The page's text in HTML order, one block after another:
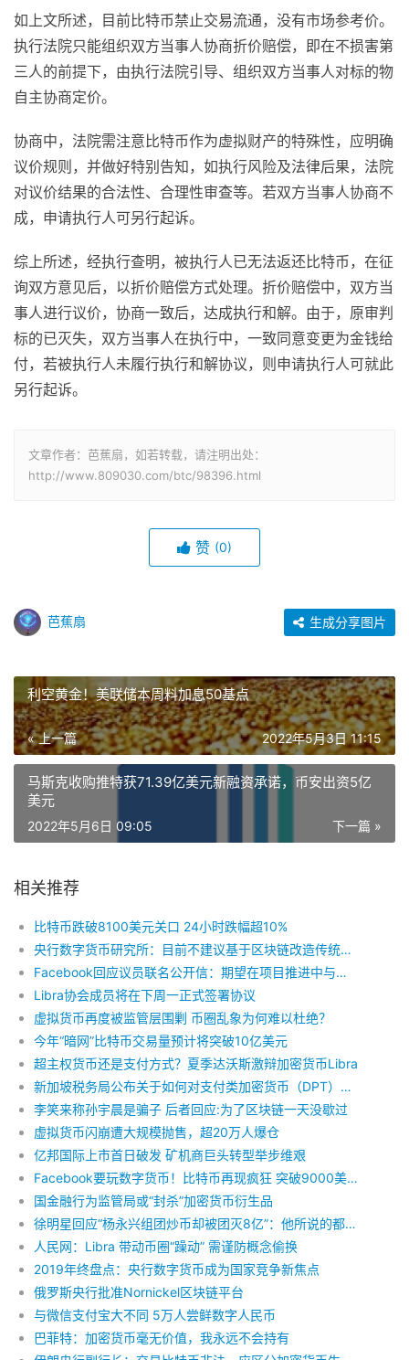
如上文所述，目前比特币禁止交易流通，没有市场参考价。
执行法院只能组织双方当事人协商折价赔偿，即在不损害第
三人的前提下，由执行法院引导、组织双方当事人对标的物
自主协商定价。
协商中，法院需注意比特币作为虚拟财产的特殊性，应明确
议价规则，并做好特别告知，如执行风险及法律后果，法院
对议价结果的合法性、合理性审查等。若双方当事人协商不
成，申请执行人可另行起诉。
综上所述，经执行查明，被执行人已无法返还比特币，在征
询双方意见后，以折价赔偿方式处理。折价赔偿中，双方当
事人进行议价，协商一致后，达成执行和解。由于，原审判
标的已灭失，双方当事人在执行中，一致同意变更为金钱给
付，若被执行人未履行执行和解协议，则申请执行人可就此
另行起诉。
文章作者：芭蕉扇，如若转载，请注明出处：
http://www.809030.com/btc/98396.html
赞 (0)
芭蕉扇 生成分享图片
利空黄金！美联储本周料加息50基点
« 上一篇 2022年5月3日 11:15
马斯克收购推特获71.39亿美元新融资承诺，币安出资5亿
美元
下一篇 »
2022年5月6日 09:05
相关推荐
比特币跌破8100美元关口 24小时跌幅超10%
央行数字货币研究所：目前不建议基于区块链改造传统支付系统（全文）
Facebook回应议员联名公开信：期望在项目推进中与议员们合作
Libra协会成员将在下周一正式签署协议
虚拟货币再度被监管层围剿 币圈乱象为何难以杜绝？
今年“暗网”比特币交易量预计将突破10亿美元
超主权货币还是支付方式？夏季达沃斯激辩加密货币Libra
新加坡税务局公布关于如何对支付类加密货币（DPT）交易征收商品服务税（GST）的草案
李笑来称孙宇晨是骗子 后者回应:为了区块链一天没歇过
虚拟货币闪崩遭大规模抛售，超20万人爆仓
亿邦国际上市首日破发 矿机商巨头转型举步维艰
Facebook要玩数字货币！比特币再现疯狂 突破9000美元
国金融行为监管局或“封杀”加密货币衍生品
徐明星回应“杨永兴组团炒币却被团灭8亿”：他所说的都是凭空捏造的
人民网：Libra 带动币圈“躁动” 需谨防概念偷换
2019年终盘点：央行数字货币成为国家竞争新焦点
俄罗斯央行批准Nornickel区块链平台
与微信支付宝大不同 5万人尝鲜数字人民币
巴菲特：加密货币毫无价值，我永远不会持有